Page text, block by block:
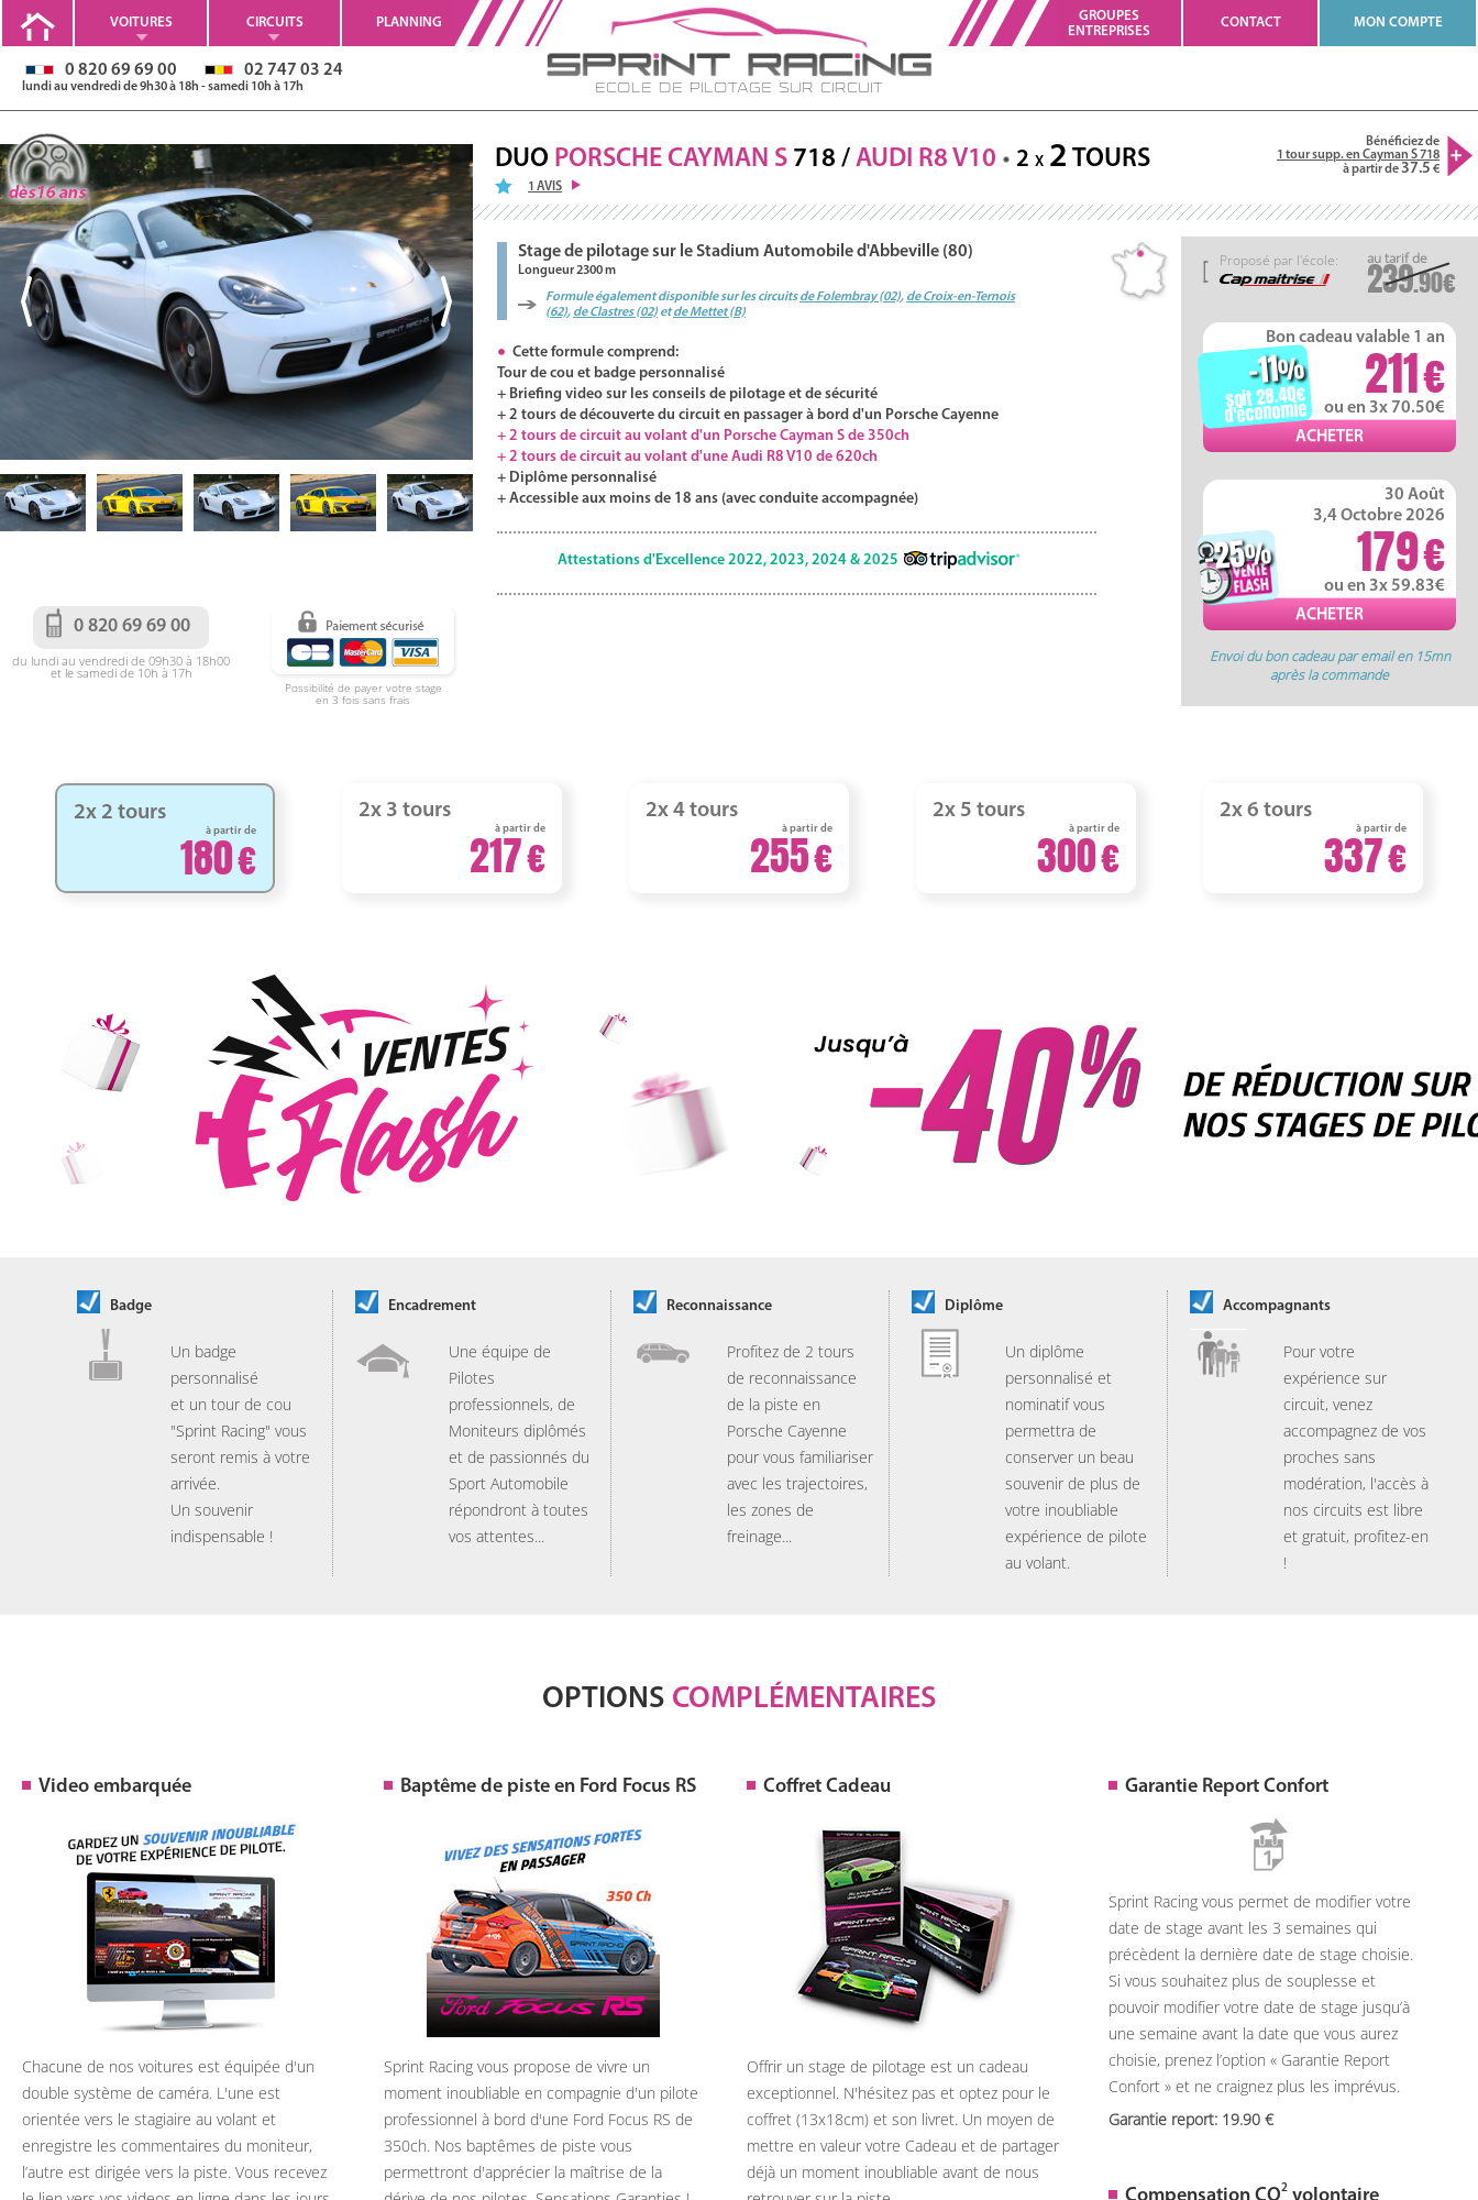
Ecole de Pilotage sur Circuit
VOITURES CIRCUITS PLANNING
GROUPES
ENTREPRISES
CONTACT MON COMPTE
0 820 69 69 00 02 747 03 24
lundi au vendredi de 9h30 à 18h - samedi 10h à 17h
Bénéficiez de
1 tour supp. en Cayman S 718
à partir de37.5
DUO PORSCHE CAYMAN S 718 / AUDI R8 V10 2 X 2 TOURS
1 AVIS
239.90
Proposé par l'école:
Bon cadeau valable 1 an
211
ou en 3x 70.50
-11%
soit 28.40
d'économie
30 Août
3,4 Octobre 2026
179
ou en 3x 59.83
-25%
Envoi du bon cadeau par email en 15mn
après la commande
Stage de pilotage sur le Stadium Automobile d'Abbeville (80)
Longueur 2300 m
Formule également disponible sur les circuitsde Folembray (02), de Croix-en-Ternois
(62), de Clastres (02) etde Mettet (B)
Cette formule comprend:
Tour de cou et badge personnalisé
+ Briefing video sur les conseils de pilotage et de sécurité
+ 2 tours de découverte du circuit en passager à bord d'un Porsche Cayenne
+ 2 tours de circuit au volant d'un Porsche Cayman S de 350ch
+ 2 tours de circuit au volant d'une Audi R8 V10 de 620ch
+ Diplôme personnalisé
+ Accessible aux moins de 18 ans (avec conduite accompagnée)
Attestations d'Excellence 2022, 2023, 2024 & 2025
0 820 69 69 00
du lundi au vendredi de 09h30 à 18h00
et le samedi de 10h à 17h
Possibilité de payer votre stage
en 3 fois sans frais
2x 2 tours
à partir de
180
2x 3 tours
à partir de
217
2x 4 tours
à partir de
255
2x 5 tours
à partir de
300
2x 6 tours
à partir de
337
Badge
Un badge
personnalisé
et un tour de cou
"Sprint Racing" vous
seront remis à votre
arrivée.
Un souvenir
indispensable !
Encadrement
Une équipe de
Pilotes
professionnels, de
Moniteurs diplômés
et de passionnés du
Sport Automobile
répondront à toutes
vos attentes...
Reconnaissance
Profitez de 2 tours
de reconnaissance
de la piste en
Porsche Cayenne
pour vous familiariser
avec les trajectoires,
les zones de
freinage...
Diplôme
Un diplôme
personnalisé et
nominatif vous
permettra de
conserver un beau
souvenir de plus de
votre inoubliable
expérience de pilote
au volant.
Accompagnants
Pour votre
expérience sur
circuit, venez
accompagnez de vos
proches sans
modération, l'accès à
nos circuits est libre
et gratuit, profitez-en
!
OPTIONS COMPLÉMENTAIRES
Video embarquée
Chacune de nos voitures est équipée d'un
double système de caméra. L'une est
orientée vers le stagiaire au volant et
enregistre les commentaires du moniteur,
l’autre est dirigée vers la piste. Vous recevez
Baptême de piste en Ford Focus RS
Sprint Racing vous propose de vivre un
moment inoubliable en compagnie d'un pilote
professionnel à bord d'une Ford Focus RS de
350ch. Nos baptêmes de piste vous
permettront d'apprécier la maîtrise de la
Coffret Cadeau
Offrir un stage de pilotage est un cadeau
exceptionnel. N'hésitez pas et optez pour le
coffret (13x18cm) et son livret. Un moyen de
mettre en valeur votre Cadeau et de partager
déjà un moment inoubliable avant de nous
Garantie Report Confort
Sprint Racing vous permet de modifier votre
date de stage avant les 3 semaines qui
précèdent la dernière date de stage choisie.
Si vous souhaitez plus de souplesse et
pouvoir modifier votre date de stage jusqu’à
une semaine avant la date que vous aurez
choisie, prenez l’option « Garantie Report
Confort » et ne craignez plus les imprévus.
Garantie report: 19.90
2